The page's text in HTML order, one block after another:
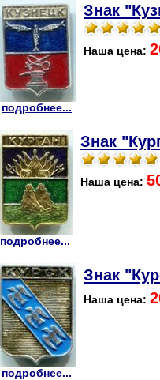
подробнее...
Знак
Наша цена:
подробнее...
Знак
Наша цена:
подробнее...
Знак
Наша цена: